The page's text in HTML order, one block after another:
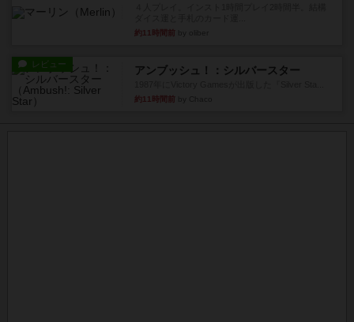
約11時間前
レビュー アンブッシュ！：シルバースター
約11時間前